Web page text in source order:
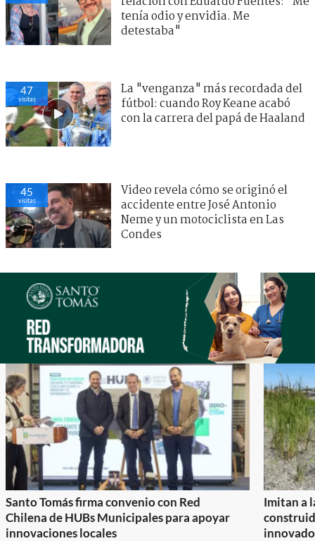
tenía odio y envidia. Me
detestaba"
47
visitas
La "venganza" más recordada del
fútbol: cuando Roy Keane acabó
con la carrera del papá de Haaland
45
visitas
Video revela cómo se originó el
accidente entre José Antonio
Neme y un motociclista en Las
Condes
Santo Tomás firma convenio con Red
Chilena de HUBs Municipales para apoyar
innovaciones locales
Imitan a